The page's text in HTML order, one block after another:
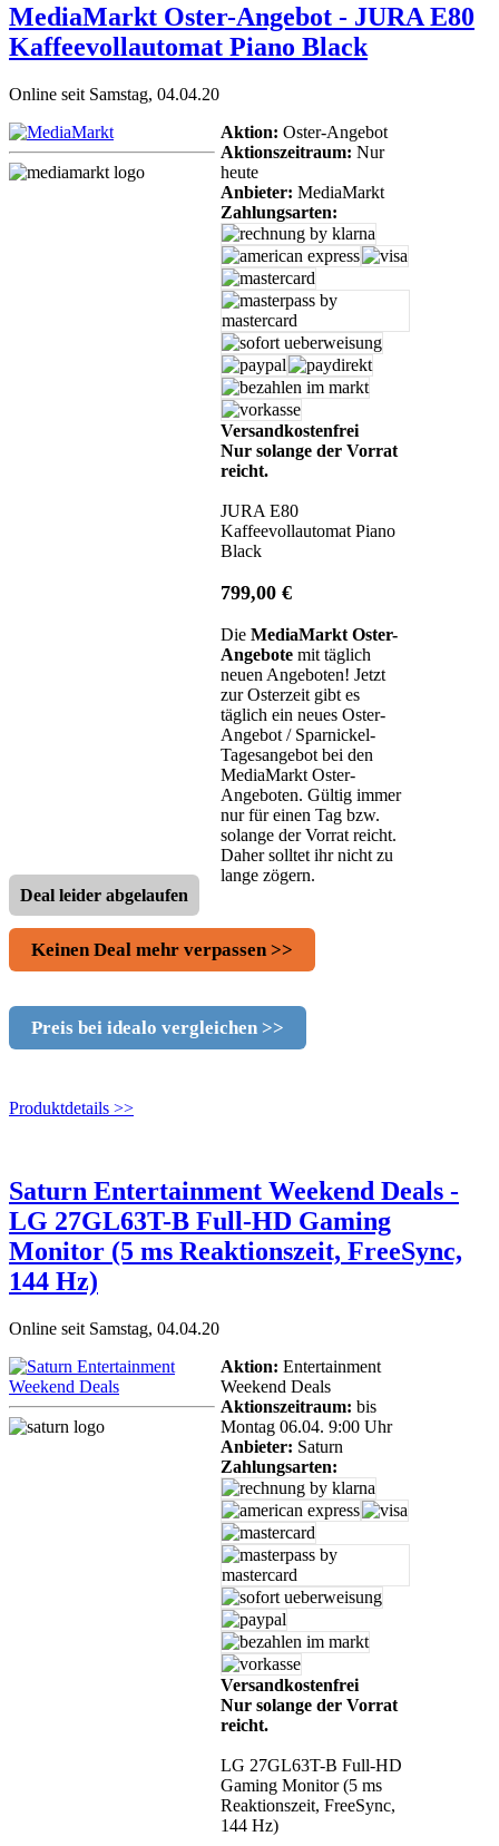
MediaMarkt Oster-Angebot - JURA E80
Kaffeevollautomat Piano Black
Online seit Samstag, 04.04.20
Aktion: Oster-Angebot
Aktionszeitraum: Nur
heute
Anbieter: MediaMarkt
Zahlungsarten:
Versandkostenfrei
Nur solange der Vorrat
reicht.
JURA E80
Kaffeevollautomat Piano
Black
799,00 €
Die MediaMarkt Oster-
Angebote mit täglich
neuen Angeboten! Jetzt
zur Osterzeit gibt es
täglich ein neues Oster-
Angebot / Sparnickel-
Tagesangebot bei den
MediaMarkt Oster-
Angeboten. Gültig immer
nur für einen Tag bzw.
solange der Vorrat reicht.
Daher solltet ihr nicht zu
lange zögern.
Deal leider abgelaufen
Keinen Deal mehr verpassen >>
Preis bei idealo vergleichen >>
Produktdetails >>
Saturn Entertainment Weekend Deals -
LG 27GL63T-B Full-HD Gaming
Monitor (5 ms Reaktionszeit, FreeSync,
144 Hz)
Online seit Samstag, 04.04.20
Aktion: Entertainment
Weekend Deals
Aktionszeitraum: bis
Montag 06.04. 9:00 Uhr
Anbieter: Saturn
Zahlungsarten:
Versandkostenfrei
Nur solange der Vorrat
reicht.
LG 27GL63T-B Full-HD
Gaming Monitor (5 ms
Reaktionszeit, FreeSync,
144 Hz)